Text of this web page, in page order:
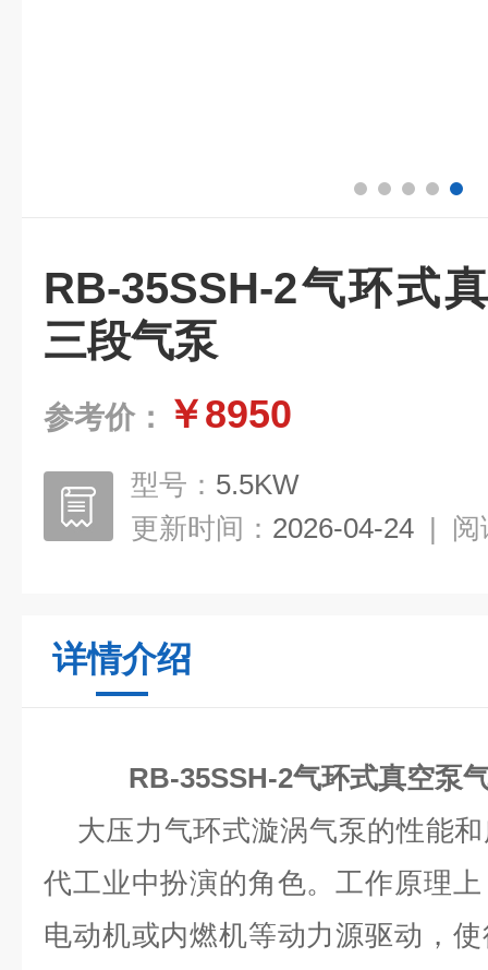
RB-35SSH-2气环式
三段气泵
参考价： ￥8950
型号： 5.5KW
更新时间： 2026-04-24 | 阅
详情介绍
RB-35SSH-2气环式真空泵
大压力气环式漩涡气泵的性能
代工业中扮演的角色。工作原理
电动机或内燃机等动力源驱动，